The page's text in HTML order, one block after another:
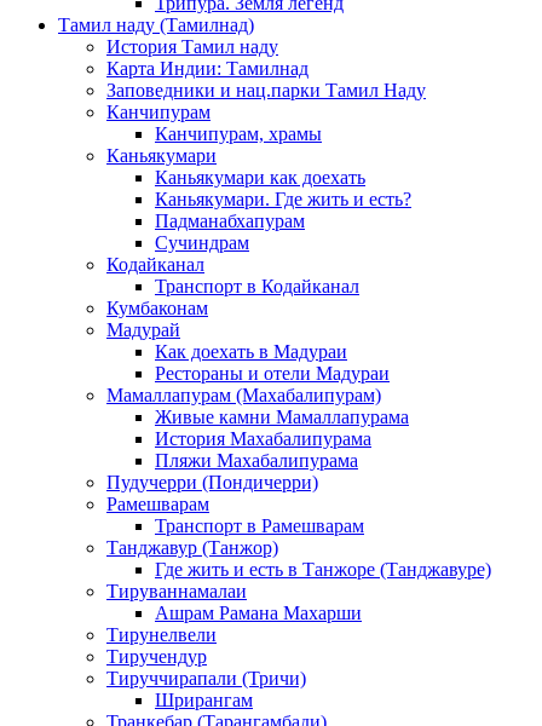
Тамил наду (Тамилнад)
История Тамил наду
Карта Индии: Тамилнад
Заповедники и нац.парки Тамил Наду
Канчипурам
Канчипурам, храмы
Каньякумари
Каньякумари как доехать
Каньякумари. Где жить и есть?
Падманабхапурам
Сучиндрам
Кодайканал
Транспорт в Кодайканал
Кумбаконам
Мадурай
Как доехать в Мадураи
Рестораны и отели Мадураи
Мамаллапурам (Махабалипурам)
Живые камни Мамаллапурама
История Махабалипурама
Пляжи Махабалипурама
Пудучерри (Пондичерри)
Рамешварам
Транспорт в Рамешварам
Танджавур (Танжор)
Где жить и есть в Танжоре (Танджавуре)
Тируваннамалаи
Ашрам Рамана Махарши
Тирунелвели
Тиручендур
Тируччирапали (Тричи)
Шрирангам